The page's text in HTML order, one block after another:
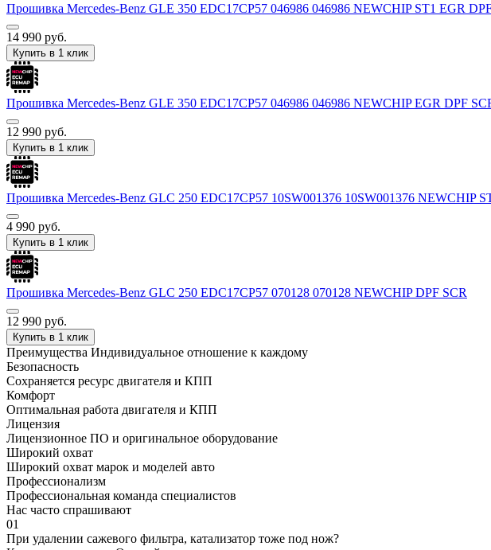
Прошивка Mercedes-Benz GLE 350 EDC17CP57 046986 046986 NEWCHIP ST1 EGR
14 990 руб.
Купить в 1 клик
Прошивка Mercedes-Benz GLE 350 EDC17CP57 046986 046986 NEWCHIP EGR DPF
12 990 руб.
Купить в 1 клик
Прошивка Mercedes-Benz GLС 250 EDC17CP57 10SW001376 10SW001376 NEWCHIP
4 990 руб.
Купить в 1 клик
Прошивка Mercedes-Benz GLС 250 EDC17CP57 070128 070128 NEWCHIP DPF SCR
12 990 руб.
Купить в 1 клик
Преимущества Индивидуальное отношение к каждому
Безопасность
Сохраняется ресурс двигателя и КПП
Комфорт
Оптимальная работа двигателя и КПП
Лицензия
Лицензионное ПО и оригинальное оборудование
Широкий охват
Широкий охват марок и моделей авто
Профессионализм
Профессиональная команда специалистов
Нас часто спрашивают
01
При удалении сажевого фильтра, катализатор тоже под нож?